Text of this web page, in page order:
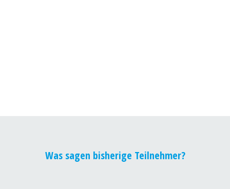
Was sagen bisherige Teilnehmer?